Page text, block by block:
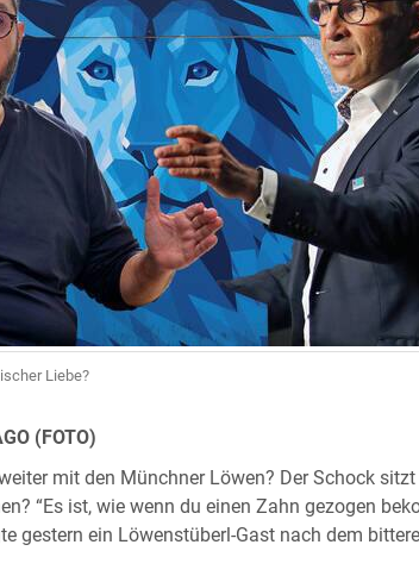
Liebe?
(FOTO)
mit den Münchner Löwen? Der Schock
“Es ist, wie wenn du einen Zahn gezogen
gestern ein Löwenstüberl-Gast nach dem